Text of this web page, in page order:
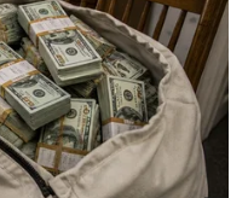
வரை